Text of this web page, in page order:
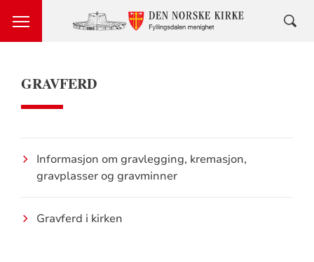
GRAVFERD
Informasjon om gravlegging, kremasjon,
gravplasser og gravminner
Gravferd i kirken